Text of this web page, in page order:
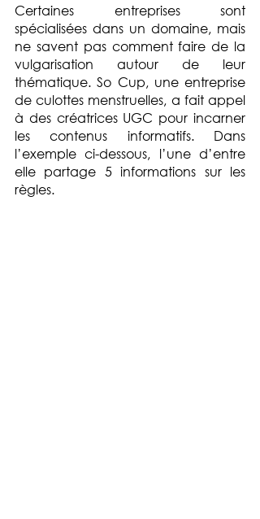
Certaines entreprises sont
spécialisées dans un domaine, mais
ne savent pas comment faire de la
vulgarisation autour de leur
thématique. So Cup, une entreprise
de culottes menstruelles, a fait appel
à des créatrices UGC pour incarner
les contenus informatifs. Dans
l’exemple ci-dessous, l’une d’entre
elle partage 5 informations sur les
règles.